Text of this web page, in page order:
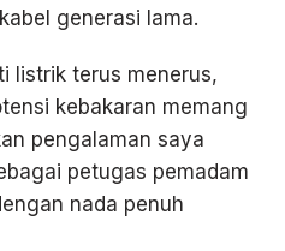
generasi lama.
listrik terus menerus,
kebakaran memang
pengalaman saya
petugas pemadam
nada penuh